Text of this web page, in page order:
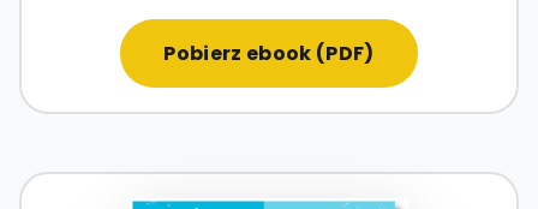
Pobierz ebook (PDF)